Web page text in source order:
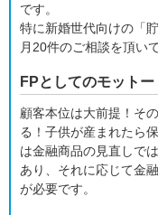
です。
特に新婚世代向けの「
月20件のご相談を頂い
FPとしてのモットー
顧客本位は大前提！そ
る！子供が産まれたら
は金融商品の見直しで
あり、それに応じて金
が必要です。